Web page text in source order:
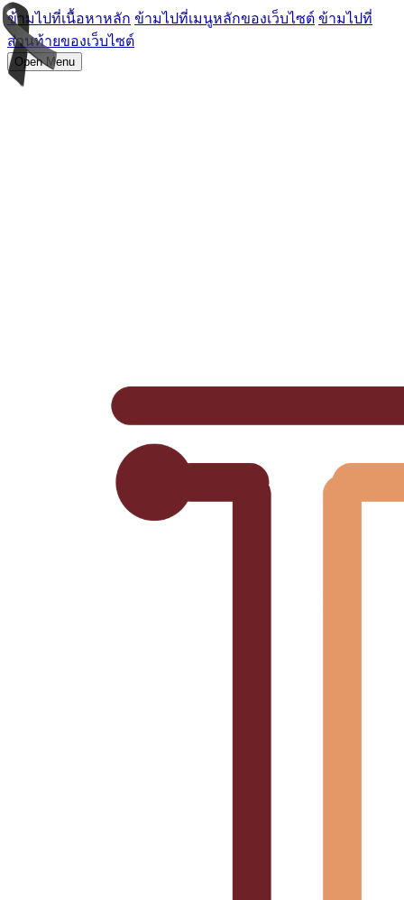
ข้ามไปที่เนื้อหาหลัก ข้ามไปที่เมนูหลักของเว็บไซต์ ข้ามไปที่
ส่วนท้ายของเว็บไซต์
Open Menu